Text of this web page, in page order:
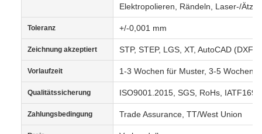
Elektropolieren, Rändeln, Laser-/Ätz-/
Toleranz +/-0,001 mm
Zeichnung akzeptiert STP, STEP, LGS, XT, AutoCAD (DXF,
Vorlaufzeit 1-3 Wochen für Muster, 3-5 Wochen
Qualitätssicherung ISO9001.2015, SGS, RoHs,
Zahlungsbedingung Trade Assurance, TT/West Union